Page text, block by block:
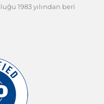
1983 yılından beri